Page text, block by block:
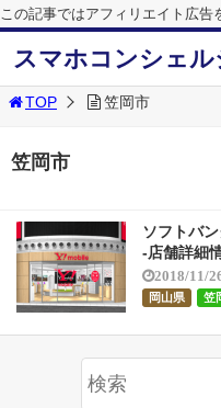
この記事ではアフィリエイト広告
スマホコンシェル
TOP 笠岡市
笠岡市
ソフトバ
-店舗詳細
2018/11/
岡山県 笠